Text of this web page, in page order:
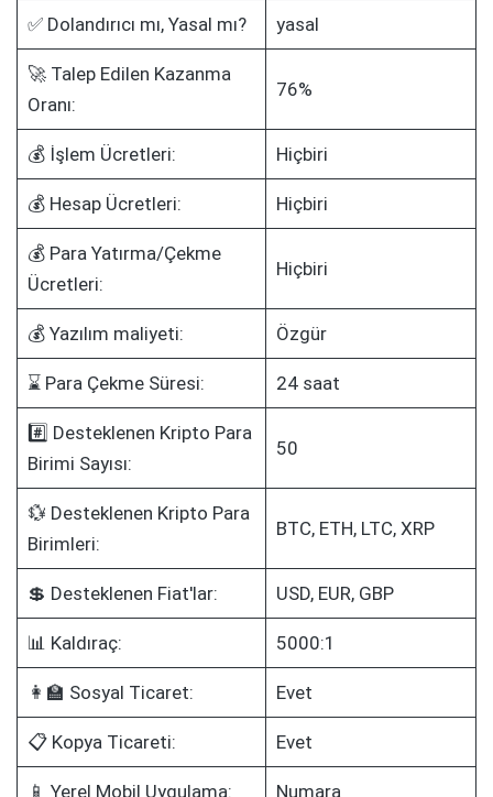
✅ Dolandırıcı mı, Yasal mı? yasal
🚀 Talep Edilen Kazanma
Oranı:
76%
💰 İşlem Ücretleri: Hiçbiri
💰 Hesap Ücretleri: Hiçbiri
💰 Para Yatırma/Çekme
Ücretleri:
Hiçbiri
💰 Yazılım maliyeti: Özgür
⌛ Para Çekme Süresi: 24 saat
#️⃣ Desteklenen Kripto Para
Birimi Sayısı:
50
💱 Desteklenen Kripto Para
Birimleri:
BTC, ETH, LTC, XRP
💲 Desteklenen Fiat'lar: USD, EUR, GBP
📊 Kaldıraç: 5000:1
👩‍🏫 Sosyal Ticaret: Evet
📋 Kopya Ticareti: Evet
📱 Yerel Mobil Uygulama: Numara